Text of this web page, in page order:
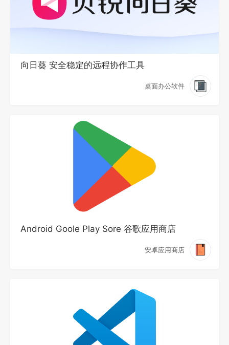
向日葵 安全稳定的远程协作工具
桌面办公软件
Android Goole Play Sore 谷歌应用商店
安卓应用商店